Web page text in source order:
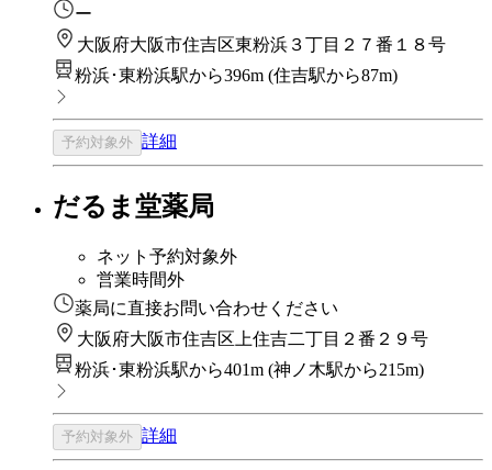
ー
大阪府大阪市住吉区東粉浜３丁目２７番１８号
粉浜･東粉浜駅から396m (住吉駅から87m)
予約対象外 詳細
だるま堂薬局
ネット予約対象外
営業時間外
薬局に直接お問い合わせください
大阪府大阪市住吉区上住吉二丁目２番２９号
粉浜･東粉浜駅から401m (神ノ木駅から215m)
予約対象外 詳細